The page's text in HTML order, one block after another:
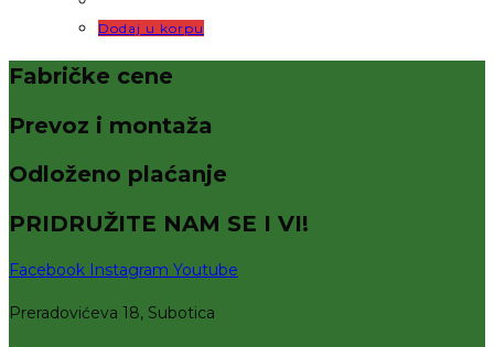
Dodaj u korpu
Fabričke cene
Prevoz i montaža
Odloženo plaćanje
PRIDRUŽITE NAM SE I VI!
Facebook Instagram Youtube
Preradovićeva 18, Subotica